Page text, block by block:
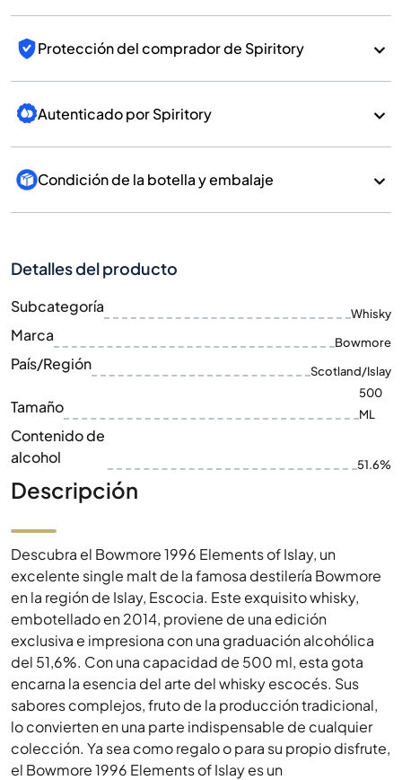
Protección del comprador de Spiritory
Autenticado por Spiritory
Condición de la botella y embalaje
Detalles del producto
Subcategoría Whisky
Marca Bowmore
País/Región Scotland/Islay
Tamaño
500
ML
Contenido de
alcohol
51.6%
Descripción
Descubra el Bowmore 1996 Elements of Islay, un
excelente single malt de la famosa destilería Bowmore
en la región de Islay, Escocia. Este exquisito whisky,
embotellado en 2014, proviene de una edición
exclusiva e impresiona con una graduación alcohólica
del 51,6%. Con una capacidad de 500 ml, esta gota
encarna la esencia del arte del whisky escocés. Sus
sabores complejos, fruto de la producción tradicional,
lo convierten en una parte indispensable de cualquier
colección. Ya sea como regalo o para su propio disfrute,
el Bowmore 1996 Elements of Islay es un